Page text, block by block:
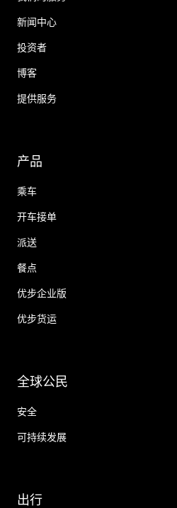
新闻中心
投资者
博客
提供服务
产品
乘车
开车接单
派送
餐点
优步企业版
优步货运
全球公民
安全
可持续发展
出行